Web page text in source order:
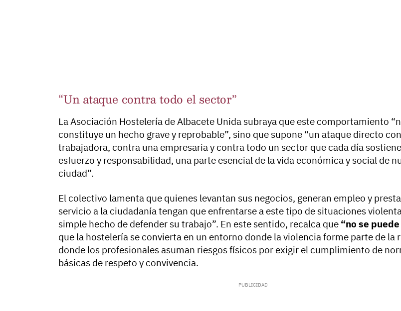
“Un ataque contra todo el sector”
La Asociación Hostelería de Albacete Unida subraya que este comportamiento
constituye un hecho grave y reprobable”, sino que supone “un ataque directo
trabajadora, contra una empresaria y contra todo un sector que cada día
esfuerzo y responsabilidad, una parte esencial de la vida económica y social de
ciudad”.
El colectivo lamenta que quienes levantan sus negocios, generan empleo y
servicio a la ciudadanía tengan que enfrentarse a este tipo de situaciones
simple hecho de defender su trabajo”. En este sentido, recalca que “no se
que la hostelería se convierta en un entorno donde la violencia forme parte de la
donde los profesionales asuman riesgos físicos por exigir el cumplimiento de
básicas de respeto y convivencia.